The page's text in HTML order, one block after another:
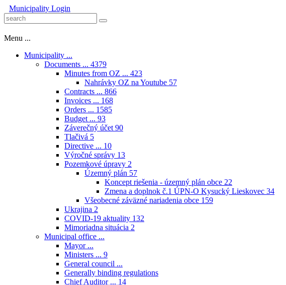
Municipality Login
Menu ...
Municipality ...
Documents ... 4379
Minutes from OZ ... 423
Nahrávky OZ na Youtube 57
Contracts ... 866
Invoices ... 168
Orders ... 1585
Budget ... 93
Záverečný účet 90
Tlačivá 5
Directive ... 10
Výročné správy 13
Pozemkové úpravy 2
Územný plán 57
Koncept riešenia - územný plán obce 22
Zmena a doplnok č.1 ÚPN-O Kysucký Lieskovec 34
Všeobecné záväzné nariadenia obce 159
Ukrajina 2
COVID-19 aktuality 132
Mimoriadna situácia 2
Municipal office ...
Mayor ...
Ministers ... 9
General council ...
Generally binding regulations
Chief Auditor ... 14